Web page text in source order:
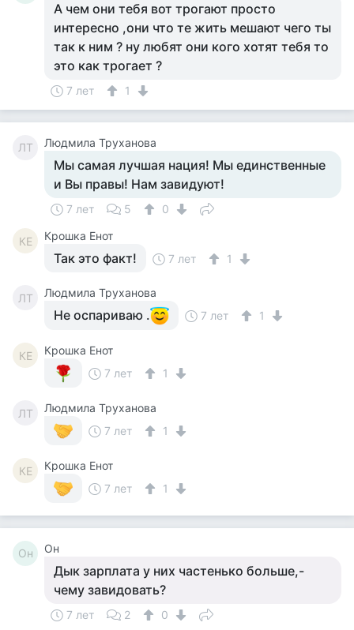
А чем они тебя вот трогают просто
интересно ,они что те жить мешают чего ты
так к ним ? ну любят они кого хотят тебя то
это как трогает ?
7 лет 1
ЛТ Людмила Труханова
Мы самая лучшая нация! Мы единственные
и Вы правы! Нам завидуют!
7 лет 5 0
КЕ Крошка Енот
Так это факт! 7 лет 1
ЛТ Людмила Труханова
Не оспариваю . 7 лет 1
КЕ
Крошка Енот
7 лет
1
ЛТ
Людмила Труханова
7 лет
1
КЕ
Крошка Енот
7 лет
1
Он Он
Дык зарплата у них частенько больше,-
чему завидовать?
7 лет 2 0